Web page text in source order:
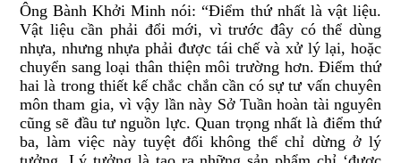
Ông Bành Khởi Minh nói: “Điểm thứ nhất là vật liệu.
Vật liệu cần phải đổi mới, vì trước đây có thể dùng
nhựa, nhưng nhựa phải được tái chế và xử lý lại, hoặc
chuyển sang loại thân thiện môi trường hơn. Điểm thứ
hai là trong thiết kế chắc chắn cần có sự tư vấn chuyên
môn tham gia, vì vậy lần này Sở Tuần hoàn tài nguyên
cũng sẽ đầu tư nguồn lực. Quan trọng nhất là điểm thứ
ba, làm việc này tuyệt đối không thể chỉ dừng ở lý